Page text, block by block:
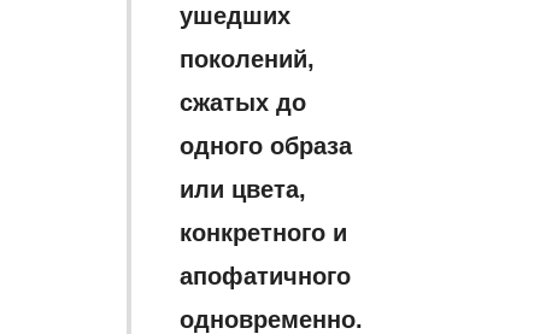
ушедших
поколений,
сжатых до
одного образа
или цвета,
конкретного и
апофатичного
одновременно.